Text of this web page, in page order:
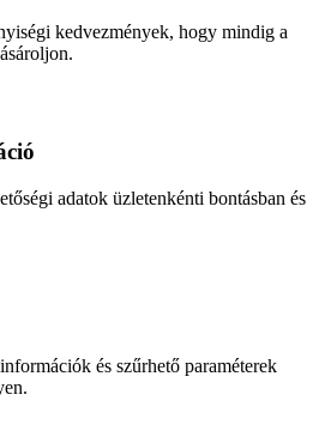
kedvezmények, hogy mindig a
adatok üzletenkénti bontásban és
és szűrhető paraméterek